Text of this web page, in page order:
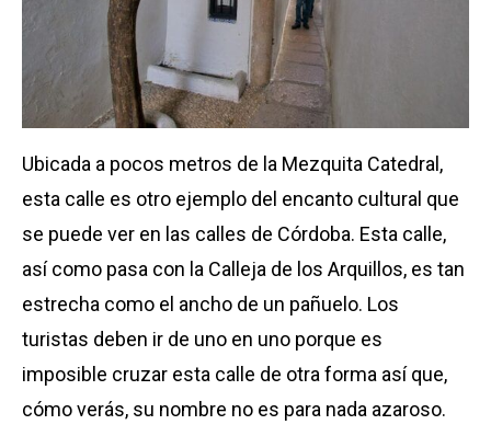
Ubicada a pocos metros de la Mezquita Catedral,
esta calle es otro ejemplo del encanto cultural que
se puede ver en las calles de Córdoba. Esta calle,
así como pasa con la Calleja de los Arquillos, es tan
estrecha como el ancho de un pañuelo. Los
turistas deben ir de uno en uno porque es
imposible cruzar esta calle de otra forma así que,
cómo verás, su nombre no es para nada azaroso.